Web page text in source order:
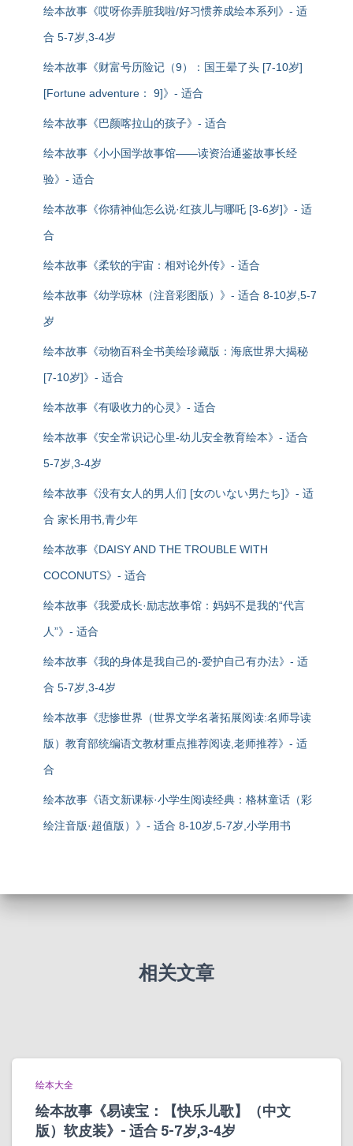
绘本故事《哎呀你弄脏我啦/好习惯养成绘本系列》- 适
合 5-7岁,3-4岁
绘本故事《财富号历险记（9）：国王晕了头 [7-10岁]
[Fortune adventure： 9]》- 适合
绘本故事《巴颜喀拉山的孩子》- 适合
绘本故事《小小国学故事馆——读资治通鉴故事长经
验》- 适合
绘本故事《你猜神仙怎么说·红孩儿与哪吒 [3-6岁]》- 适
合
绘本故事《柔软的宇宙：相对论外传》- 适合
绘本故事《幼学琼林（注音彩图版）》- 适合 8-10岁,5-7
岁
绘本故事《动物百科全书美绘珍藏版：海底世界大揭秘
[7-10岁]》- 适合
绘本故事《有吸收力的心灵》- 适合
绘本故事《安全常识记心里-幼儿安全教育绘本》- 适合
5-7岁,3-4岁
绘本故事《没有女人的男人们 [女のいない男たち]》- 适
合 家长用书,青少年
绘本故事《DAISY AND THE TROUBLE WITH
COCONUTS》- 适合
绘本故事《我爱成长·励志故事馆：妈妈不是我的“代言
人”》- 适合
绘本故事《我的身体是我自己的-爱护自己有办法》- 适
合 5-7岁,3-4岁
绘本故事《悲惨世界（世界文学名著拓展阅读:名师导读
版）教育部统编语文教材重点推荐阅读,老师推荐》- 适
合
绘本故事《语文新课标·小学生阅读经典：格林童话（彩
绘注音版·超值版）》- 适合 8-10岁,5-7岁,小学用书
相关文章
绘本大全
绘本故事《易读宝：【快乐儿歌】（中文
版）软皮装》- 适合 5-7岁,3-4岁